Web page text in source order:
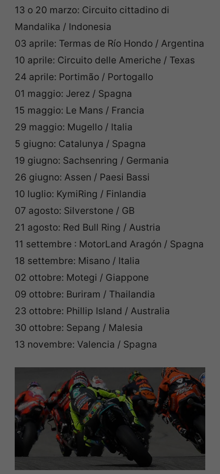
13 o 20 marzo: Circuito cittadino di
Mandalika / Indonesia
03 aprile: Termas de Río Hondo / Argentina
10 aprile: Circuito delle Americhe / Texas
24 aprile: Portimão / Portogallo
01 maggio: Jerez / Spagna
15 maggio: Le Mans / Francia
29 maggio: Mugello / Italia
5 giugno: Catalunya / Spagna
19 giugno: Sachsenring / Germania
26 giugno: Assen / Paesi Bassi
10 luglio: KymiRing / Finlandia
07 agosto: Silverstone / GB
21 agosto: Red Bull Ring / Austria
11 settembre : MotorLand Aragón / Spagna
18 settembre: Misano / Italia
02 ottobre: ​​Motegi / Giappone
09 ottobre: ​​Buriram / Thailandia
23 ottobre: ​​Phillip Island / Australia
30 ottobre: ​​Sepang / Malesia
13 novembre: Valencia / Spagna